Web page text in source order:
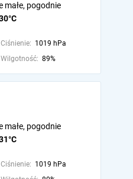
małe, pogodnie
Ciśnienie: 1019 hPa
Wilgotność: 89%
małe, pogodnie
Ciśnienie: 1019 hPa